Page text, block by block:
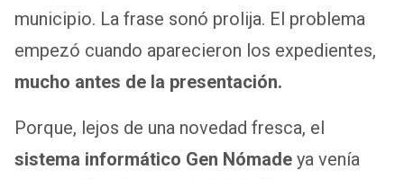
municipio. La frase sonó prolija. El problema
empezó cuando aparecieron los expedientes,
mucho antes de la presentación.
Porque, lejos de una novedad fresca, el
sistema informático Gen Nómade ya venía